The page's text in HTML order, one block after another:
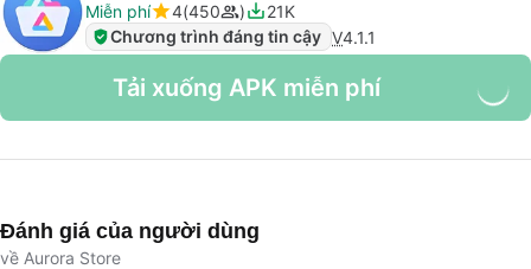
Miễn phí
4 450
21K
Chương trình đáng tin cậy V4.1.1
Tải xuống APK miễn phí
Đánh giá của người dùng
về Aurora Store